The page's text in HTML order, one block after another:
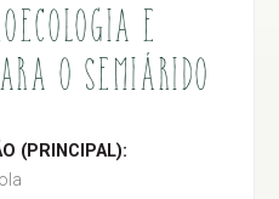
E
O SEMIÁRIDO
(PRINCIPAL):